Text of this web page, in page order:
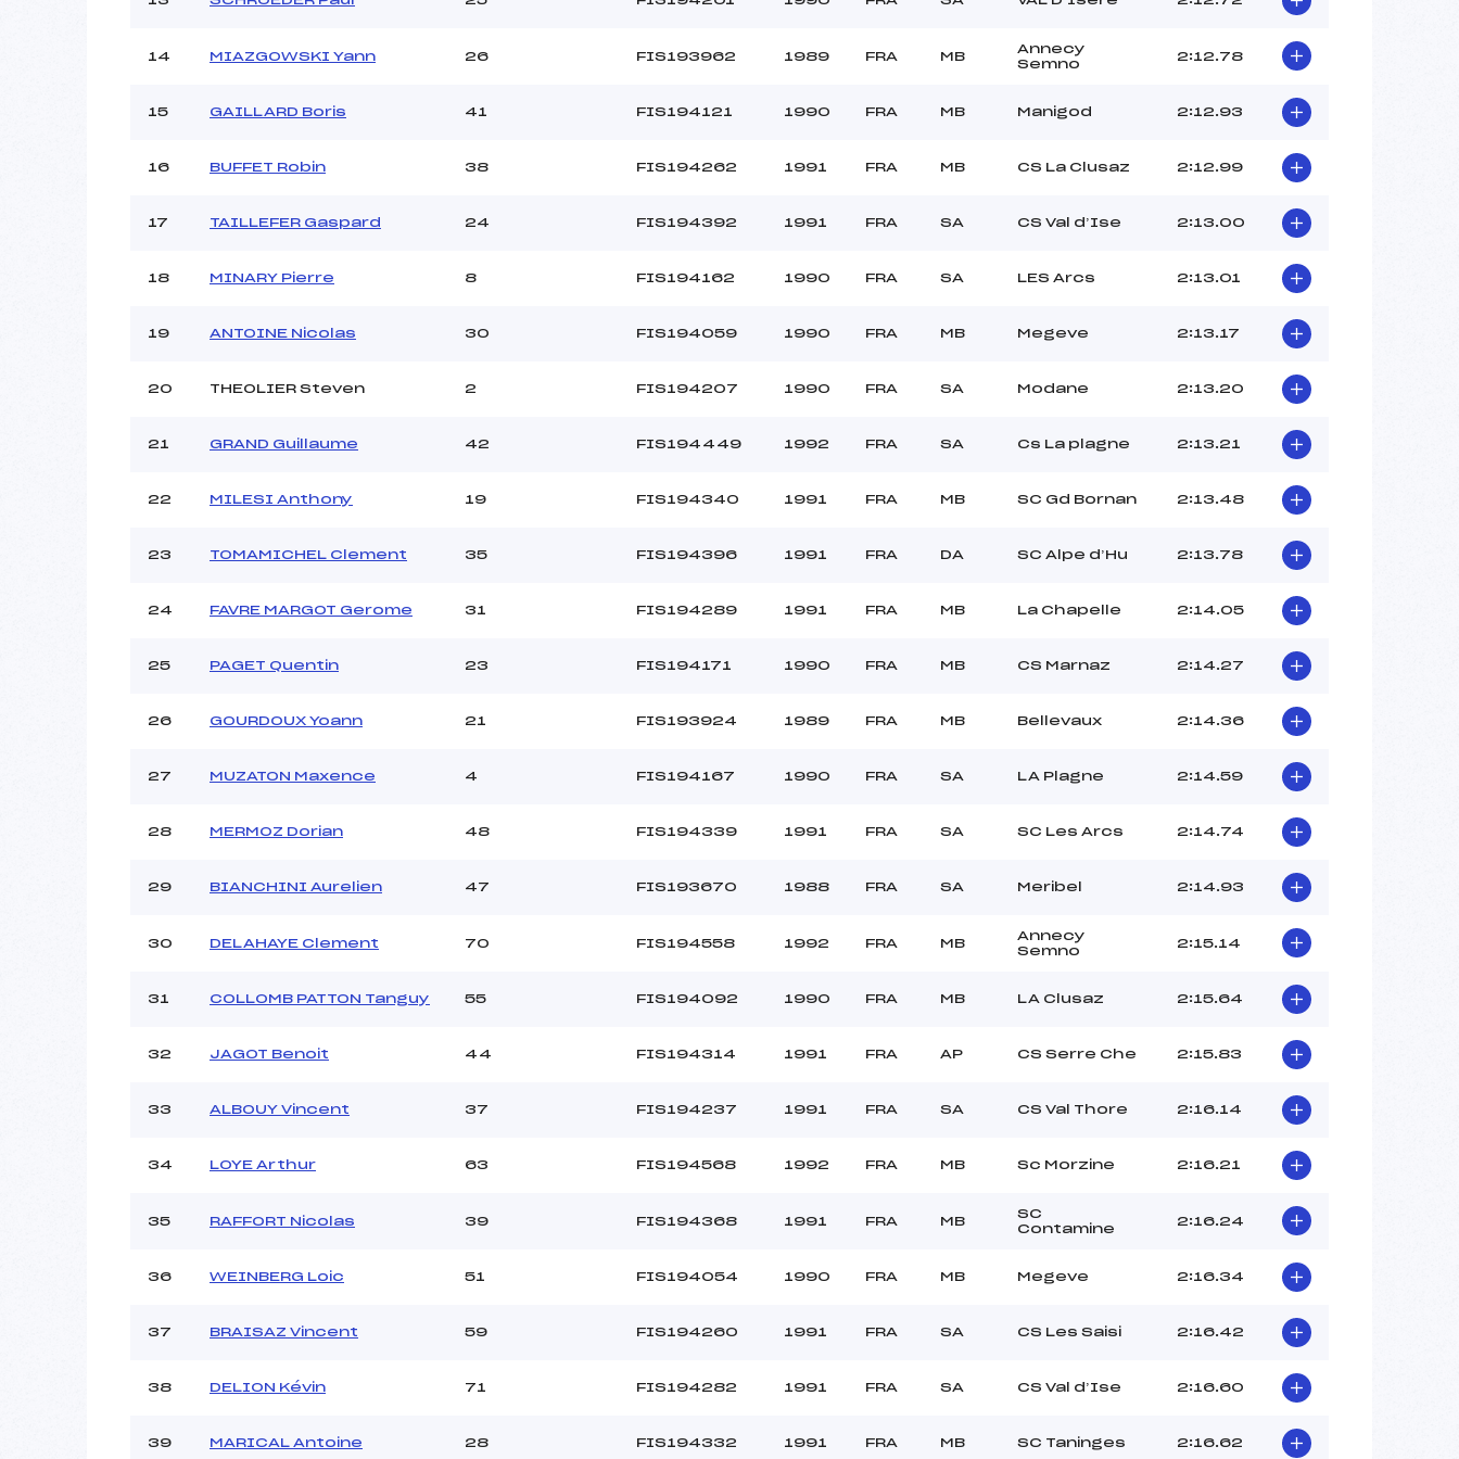
14 MIAZGOWSKI Yann 26 FIS193962 1989 FRA MB
Annecy
Semno
2:12.78
15 GAILLARD Boris 41 FIS194121 1990 FRA MB Manigod 2:12.93
16 BUFFET Robin 38 FIS194262 1991 FRA MB CS La Clusaz 2:12.99
17 TAILLEFER Gaspard 24 FIS194392 1991 FRA SA CS Val d’Ise 2:13.00
18 MINARY Pierre 8 FIS194162 1990 FRA SA LES Arcs 2:13.01
19 ANTOINE Nicolas 30 FIS194059 1990 FRA MB Megeve 2:13.17
20 THEOLIER Steven 2 FIS194207 1990 FRA SA Modane 2:13.20
21 GRAND Guillaume 42 FIS194449 1992 FRA SA Cs La plagne 2:13.21
22 MILESI Anthony 19 FIS194340 1991 FRA MB SC Gd Bornan 2:13.48
23 TOMAMICHEL Clement 35 FIS194396 1991 FRA DA SC Alpe d’Hu 2:13.78
24 FAVRE MARGOT Gerome 31 FIS194289 1991 FRA MB La Chapelle 2:14.05
25 PAGET Quentin 23 FIS194171 1990 FRA MB CS Marnaz 2:14.27
26 GOURDOUX Yoann 21 FIS193924 1989 FRA MB Bellevaux 2:14.36
27 MUZATON Maxence 4 FIS194167 1990 FRA SA LA Plagne 2:14.59
28 MERMOZ Dorian 48 FIS194339 1991 FRA SA SC Les Arcs 2:14.74
29 BIANCHINI Aurelien 47 FIS193670 1988 FRA SA Meribel 2:14.93
30 DELAHAYE Clement 70 FIS194558 1992 FRA MB
Annecy
Semno
2:15.14
31 COLLOMB PATTON Tanguy 55 FIS194092 1990 FRA MB LA Clusaz 2:15.64
32 JAGOT Benoit 44 FIS194314 1991 FRA AP CS Serre Che 2:15.83
33 ALBOUY Vincent 37 FIS194237 1991 FRA SA CS Val Thore 2:16.14
34 LOYE Arthur 63 FIS194568 1992 FRA MB Sc Morzine 2:16.21
35 RAFFORT Nicolas 39 FIS194368 1991 FRA MB
SC
Contamine
2:16.24
36 WEINBERG Loic 51 FIS194054 1990 FRA MB Megeve 2:16.34
37 BRAISAZ Vincent 59 FIS194260 1991 FRA SA CS Les Saisi 2:16.42
38 DELION Kévin 71 FIS194282 1991 FRA SA CS Val d’Ise 2:16.60
39 MARICAL Antoine 28 FIS194332 1991 FRA MB SC Taninges 2:16.62